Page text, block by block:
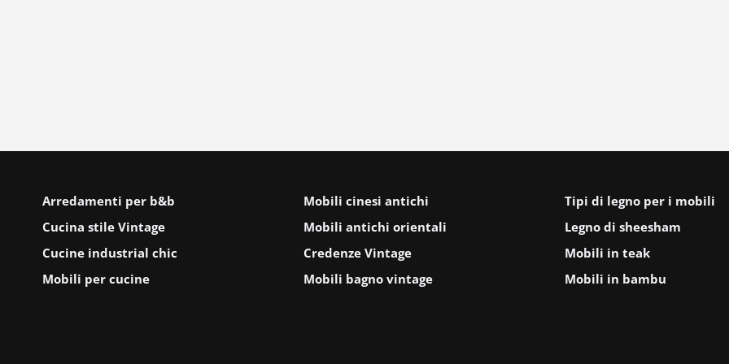
Arredamenti per b&b
Cucina stile Vintage
Cucine industrial chic
Mobili per cucine
Mobili cinesi antichi
Mobili antichi orientali
Credenze Vintage
Mobili bagno vintage
Tipi di legno per i mobili
Legno di sheesham
Mobili in teak
Mobili in bambu